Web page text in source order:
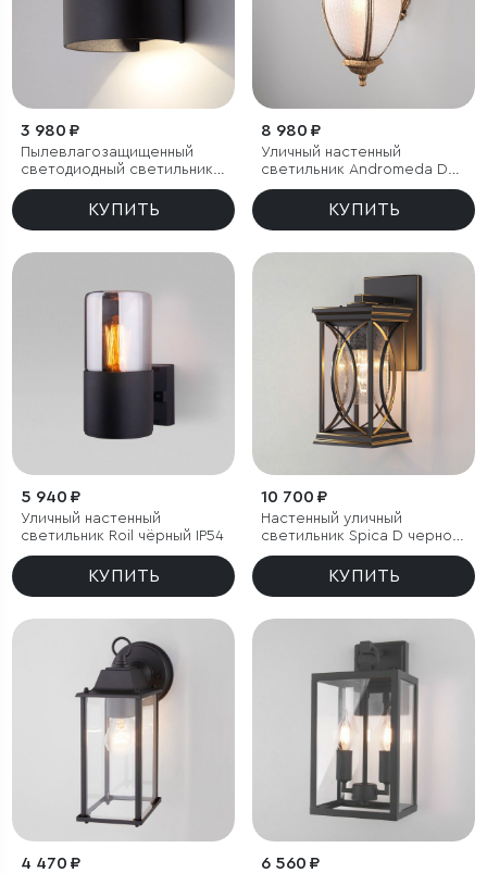
3 980 ₽
Пылевлагозащи­щенный
светодиодный светильник с
регулируемыми лучами
Blade черный IP54
КУПИТЬ
8 980 ₽
Уличный настенный
светильник Andromeda D
черное золото IP44
КУПИТЬ
5 940 ₽
Уличный настенный
светильник Roil чёрный IP54
КУПИТЬ
10 700 ₽
Настенный уличный
светильник Spica D черное
золото IP33
КУПИТЬ
4 470 ₽ 6 560 ₽